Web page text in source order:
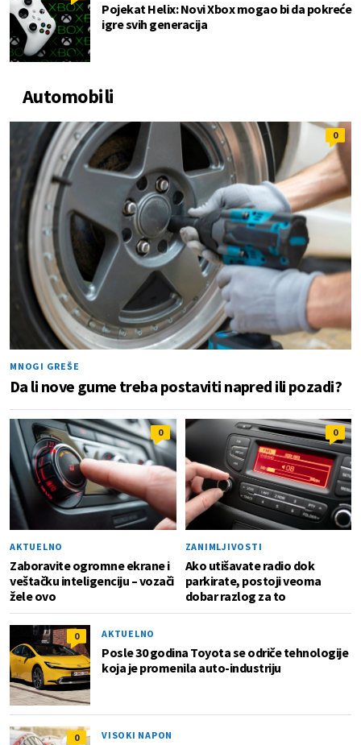
Pojekat Helix: Novi Xbox mogao bi da pokreće
igre svih generacija
Automobili
0
MNOGI GREŠE
Da li nove gume treba postaviti napred ili pozadi?
0
AKTUELNO
Zaboravite ogromne ekrane i
veštačku inteligenciju – vozači
žele ovo
0
ZANIMLJIVOSTI
Ako utišavate radio dok
parkirate, postoji veoma
dobar razlog za to
0 AKTUELNO
Posle 30 godina Toyota se odriče tehnologije
koja je promenila auto-industriju
0 VISOKI NAPON